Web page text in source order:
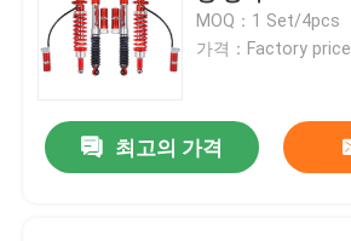
비디오
우리 에 관한 것
MOQ：1 Set/4pcs
가격：Factory price
최고의 가격